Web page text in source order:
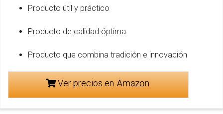
Producto útil y práctico
Producto de calidad óptima
Producto que combina tradición e innovación
Ver precios en